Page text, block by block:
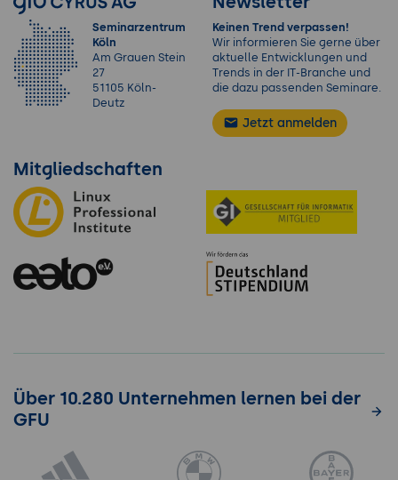
Seminarzentrum
Köln
Am Grauen Stein
27
51105 Köln-
Deutz
Keinen Trend verpassen!
Wir informieren Sie gerne über
aktuelle Entwicklungen und
Trends in der IT-Branche und
die dazu passenden Seminare.
Jetzt anmelden
Mitgliedschaften
Über 10.280 Unternehmen lernen bei der
GFU